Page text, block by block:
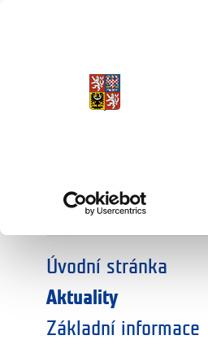
ZVOLTE SI OBLAST:
SOCIÁLNÍ DIALOG
Úvodní stránka
Aktuality
Základní informace